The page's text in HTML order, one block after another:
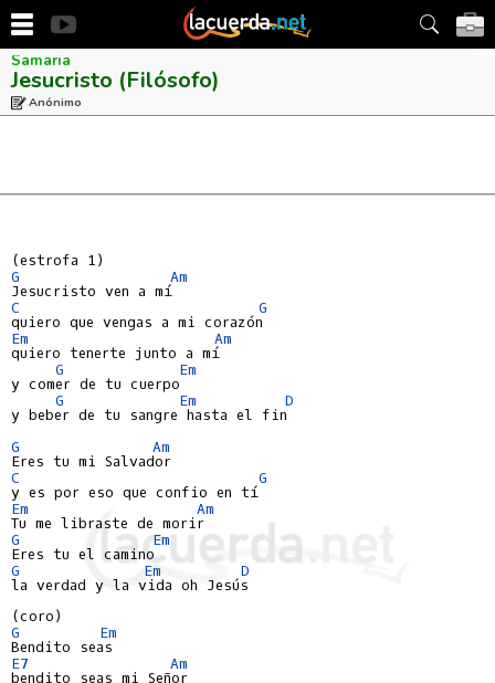
Samaria
Jesucristo (Filósofo)
Anónimo
G
Am
C
G
Em
Am
quiero tenerte junto a mí
G
Em
y comer de tu cuerpo
G
Em
D
y beber de tu sangre hasta el fin
G
Am
C
G
Em
Am
G
Em
G
Em
D
la verdad y la vida oh Jesús
G
Em
E7
Am